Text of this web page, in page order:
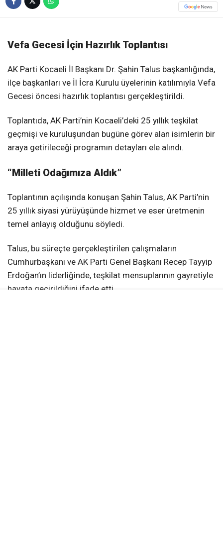
Vefa Gecesi İçin Hazırlık Toplantısı
AK Parti Kocaeli İl Başkanı Dr. Şahin Talus başkanlığında,
ilçe başkanları ve İl İcra Kurulu üyelerinin katılımıyla Vefa
Gecesi öncesi hazırlık toplantısı gerçekleştirildi.
Toplantıda, AK Parti’nin Kocaeli’deki 25 yıllık teşkilat
geçmişi ve kuruluşundan bugüne görev alan isimlerin bir
araya getirileceği programın detayları ele alındı.
“Milleti Odağımıza Aldık”
Toplantının açılışında konuşan Şahin Talus, AK Parti’nin
25 yıllık siyasi yürüyüşünde hizmet ve eser üretmenin
temel anlayış olduğunu söyledi.
Talus, bu süreçte gerçekleştirilen çalışmaların
Cumhurbaşkanı ve AK Parti Genel Başkanı Recep Tayyip
Erdoğan’ın liderliğinde, teşkilat mensuplarının gayretiyle
hayata geçirildiğini ifade etti.